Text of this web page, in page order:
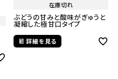
在庫切れ
ぶどうの甘みと酸味がぎゅうと
凝縮した極甘口タイプ
詳細を見る